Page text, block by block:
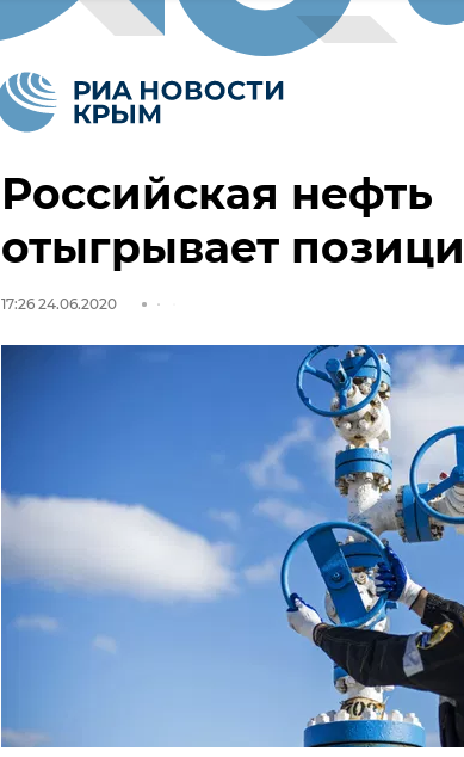
Российская нефть
отыгрывает
17:26 24.06.2020